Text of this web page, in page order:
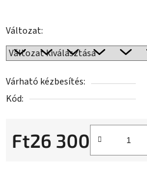
Változat:
Várható kézbesítés:
Kód:
Ft26 300